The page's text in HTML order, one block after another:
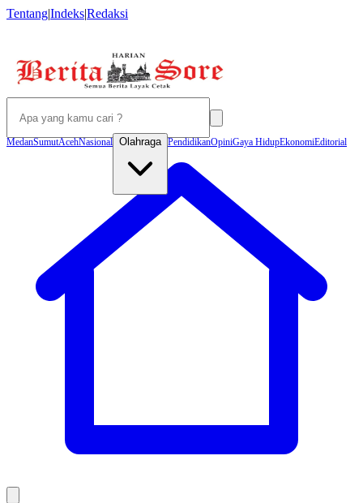
Tentang|Indeks|Redaksi
MedanSumutAcehNasional Olahraga PendidikanOpiniGaya HidupEkonomiEditorial